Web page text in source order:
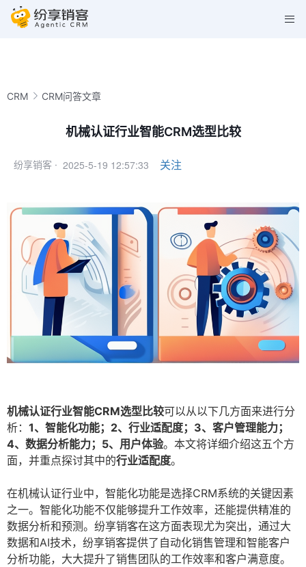
CRM CRM问答文章
机械认证行业智能CRM选型比较
纷享销客 · 2025-5-19 12:57:33 关注
机械认证行业智能CRM选型比较可以从以下几方面来进行分
析： 1、智能化功能；2、行业适配度；3、客户管理能力；
4、数据分析能力；5、用户体验。本文将详细介绍这五个方
面，并重点探讨其中的行业适配度。
在机械认证行业中，智能化功能是选择CRM系统的关键因素
之一。智能化功能不仅能够提升工作效率，还能提供精准的
数据分析和预测。纷享销客在这方面表现尤为突出，通过大
数据和AI技术，纷享销客提供了自动化销售管理和智能客户
分析功能，大大提升了销售团队的工作效率和客户满意度。